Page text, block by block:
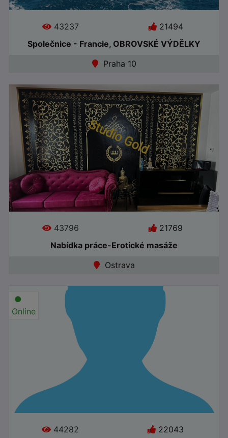
43237
21494
Společnice - Francie, OBROVSKÉ VÝDĚLKY
Praha 10
●
Online
43796
21769
Nabídka práce-Erotické masáže
Ostrava
●
Online
44282
22043